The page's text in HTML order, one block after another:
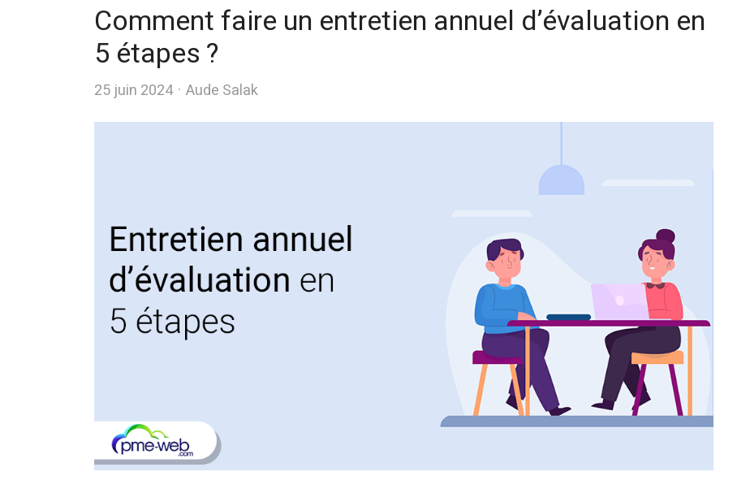
Comment faire un entretien annuel d’évaluation en
5 étapes ?
25 juin 2024 Author
Aude Salak